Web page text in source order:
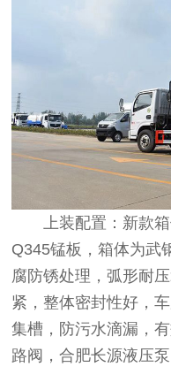
上装配置：新款箱
Q345锰板，箱体为武
腐防锈处理，弧形耐
紧，整体密封性好，
集槽，防污水滴漏，
路阀，合肥长源液压